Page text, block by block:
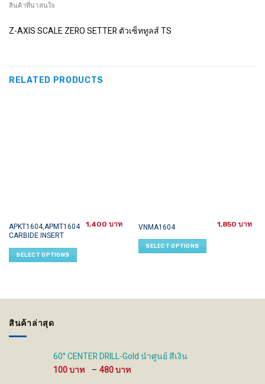
สินค้าที่น่าสนใจ
Z-AXIS SCALE ZERO SETTER ตัวเซ็ททูลส์ TS
RELATED PRODUCTS
APKT1604,APMT1604
CARBIDE INSERT
1,400
SELECT OPTIONS
This
product
has
multiple
chosen
on
VNMA1604 1,850
SELECT OPTIONS
This
product
has
product
สินค้าล่าสุด
60° CENTER DRILL-Gold นำศูนย์ สีเงิน
100
– 480